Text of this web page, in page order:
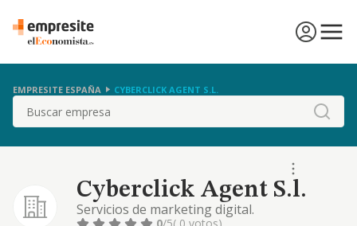
EMPRESITE ESPAÑA CYBERCLICK AGENT S.L.
Buscar
Cyberclick Agent S.l.
Servicios de marketing digital.